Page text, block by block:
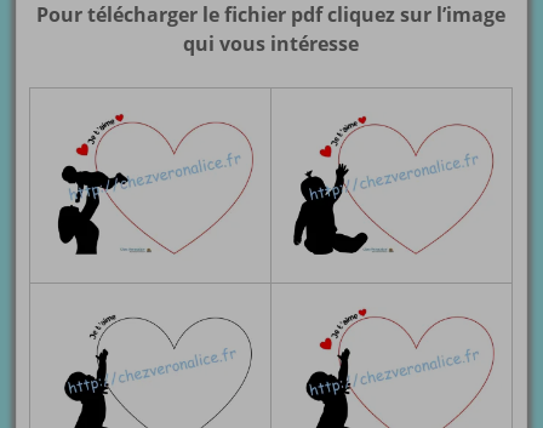
Pour télécharger le fichier pdf cliquez sur l’image
qui vous intéresse